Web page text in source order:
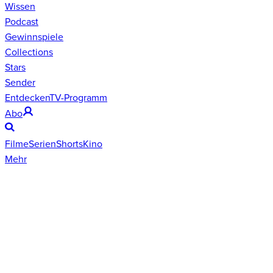
Wissen
Podcast
Gewinnspiele
Collections
Stars
Sender
EntdeckenTV-Programm
Abo
FilmeSerienShortsKino
Mehr